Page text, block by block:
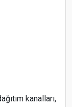
kanalları,